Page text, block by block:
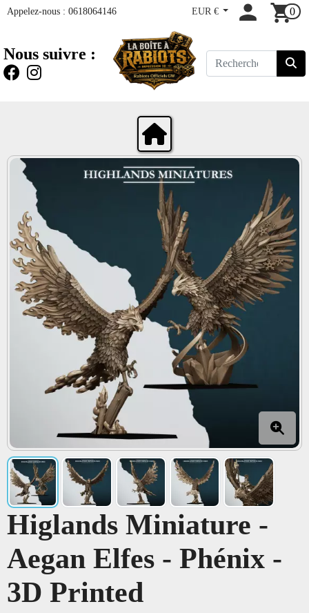
Appelez-nous : 0618064146 EUR € 0
Nous suivre :
Higlands Miniature -
Aegan Elfes - Phénix -
3D Printed